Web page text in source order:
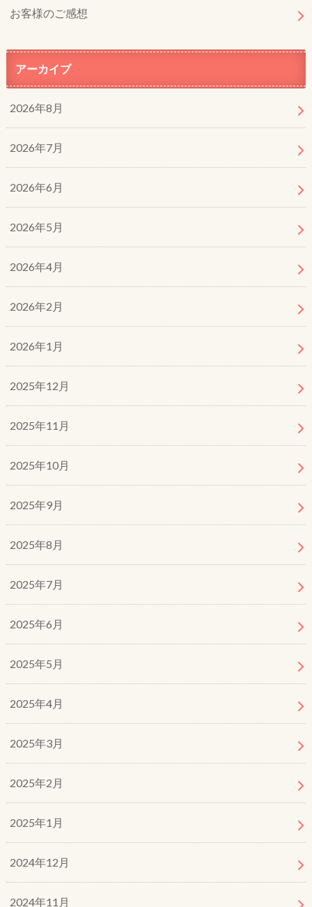
お客様のご感想
アーカイブ
2026年8月
2026年7月
2026年6月
2026年5月
2026年4月
2026年2月
2026年1月
2025年12月
2025年11月
2025年10月
2025年9月
2025年8月
2025年7月
2025年6月
2025年5月
2025年4月
2025年3月
2025年2月
2025年1月
2024年12月
2024年11月